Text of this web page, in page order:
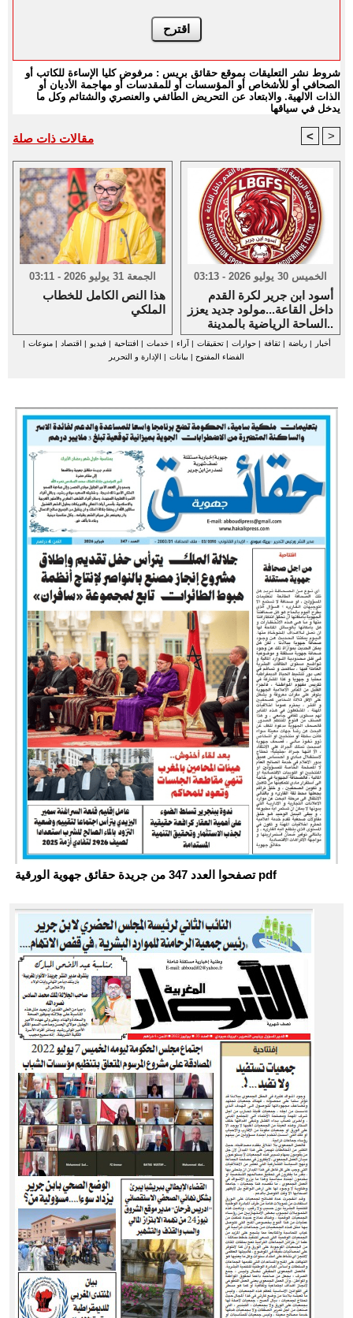
تصفحوا العدد 347 من جريدة حقائق جهوية الورقية pdf
شروط نشر التعليقات بموقع حقائق بريس : مرفوض كليا الإساءة للكاتب أو
الصحافي أو للأشخاص أو المؤسسات أو للمقدسات أو مهاجمة الأديان أو
الذات الالهية. والابتعاد عن التحريض الطائفي والعنصري والشتائم وكل ما
يدخل في سياقها
مقالات ذات صلة < >
الجمعة 31 يوليو 2026 - 03:11
هذا النص الكامل للخطاب
الملكي
الخميس 30 يوليو 2026 - 03:13
أسود ابن جرير لكرة القدم
داخل القاعة...مولود جديد يعزز
الساحة الرياضية بالمدينة..
أخبار |رياضة |ثقافة |حوارات |تحقيقات | آراء |خدمات | افتتاحية | فيديو | اقتصاد |منوعات |
الفضاء المفتوح | بيانات | الإدارة و التحرير